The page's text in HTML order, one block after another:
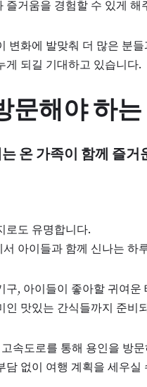
즐거움을 경험할 수 있게 해
변화에 발맞춰 더 많은 분들
게 되길 기대하고 있습니다.
문해야 하
온 가족이 함께 즐거
로도 유명합니다.
아이들과 함께 신나는 하
구, 아이들이 좋아할 귀여운
인 맛있는 간식들까지 준비
속도로를 통해 용인을 방
담 없이 여행 계획을 세우실